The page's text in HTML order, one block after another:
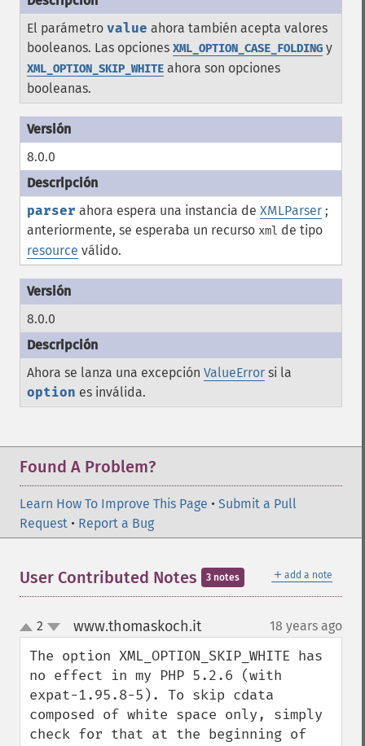
El parámetro value ahora también acepta valores
booleanos. Las opciones XML_OPTION_CASE_FOLDING y
XML_OPTION_SKIP_WHITE ahora son opciones
booleanas.
8.0.0
parser ahora espera una instancia de XMLParser ;
anteriormente, se esperaba un recurso xml de tipo
resource válido.
8.0.0
Ahora se lanza una excepción ValueError si la
option es inválida.
Found A Problem?
Learn How To Improve This Page • Submit a Pull
Request • Report a Bug
＋ add a note
User Contributed Notes 3 notes
up
down
2 www.thomaskoch.it¶ 18 years ago
The option XML_OPTION_SKIP_WHITE has
no effect in my PHP 5.2.6 (with
expat-1.95.8-5). To skip cdata
composed of white space only, simply
check for that at the beginning of